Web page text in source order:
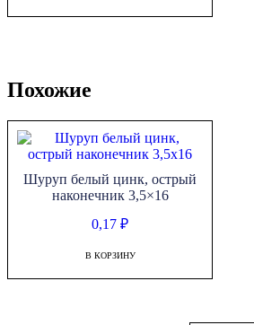
Похожие
Шуруп белый цинк, острый
наконечник 3,5×16
0,17₽
В КОРЗИНУ